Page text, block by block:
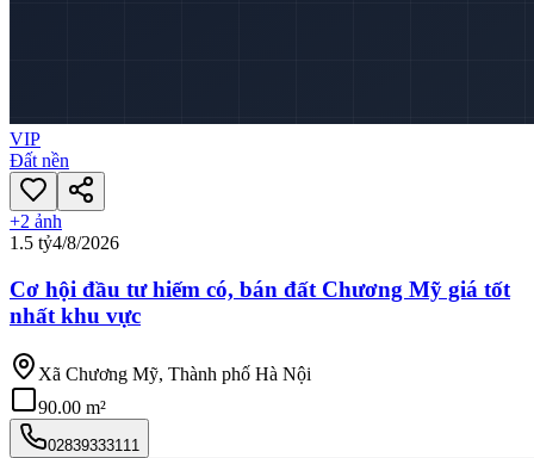
VIP
Đất nền
+2 ảnh
1.5 tỷ4/8/2026
Cơ hội đầu tư hiếm có, bán đất Chương Mỹ giá tốt
nhất khu vực
Xã Chương Mỹ, Thành phố Hà Nội
90.00 m²
02839333111